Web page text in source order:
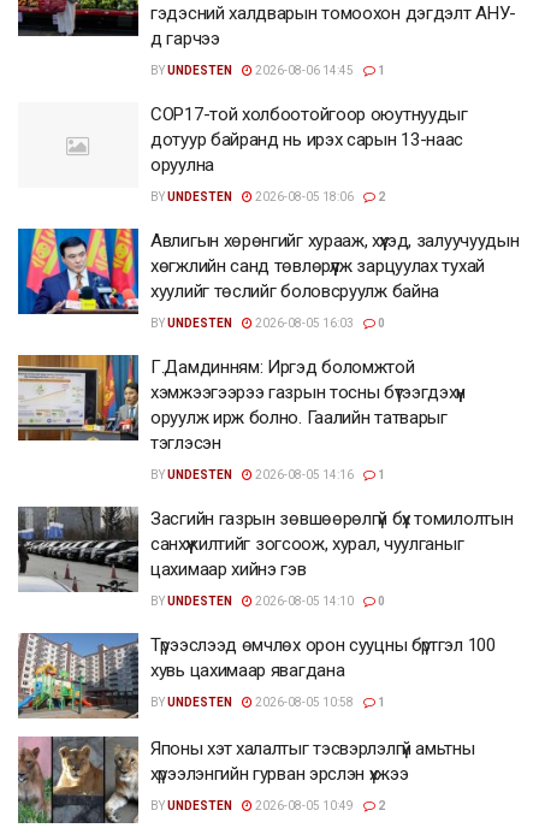
гэдэсний халдварын томоохон дэгдэлт АНУ-
д гарчээ
BYUNDESTEN 2026-08-06 14:45 1
COP17-той холбоотойгоор оюутнуудыг
дотуур байранд нь ирэх сарын 13-наас
оруулна
BYUNDESTEN 2026-08-05 18:06 2
Авлигын хөрөнгийг хурааж, хүүхэд, залуучуудын
хөгжлийн санд төвлөрүүлж зарцуулах тухай
хуулийг төслийг боловсруулж байна
BYUNDESTEN 2026-08-05 16:03 0
Г.Дамдинням: Иргэд боломжтой
хэмжээгээрээ газрын тосны бүтээгдэхүүн
оруулж ирж болно. Гаалийн татварыг
тэглэсэн
BYUNDESTEN 2026-08-05 14:16 1
Засгийн газрын зөвшөөрөлгүй бүх томилолтын
санхүүжилтийг зогсоож, хурал, чуулганыг
цахимаар хийнэ гэв
BYUNDESTEN 2026-08-05 14:10 0
Түрээслээд өмчлөх орон сууцны бүртгэл 100
хувь цахимаар явагдана
BYUNDESTEN 2026-08-05 10:58 1
Японы хэт халалтыг тэсвэрлэлгүй амьтны
хүрээлэнгийн гурван эрслэн үхжээ
BYUNDESTEN 2026-08-05 10:49 2